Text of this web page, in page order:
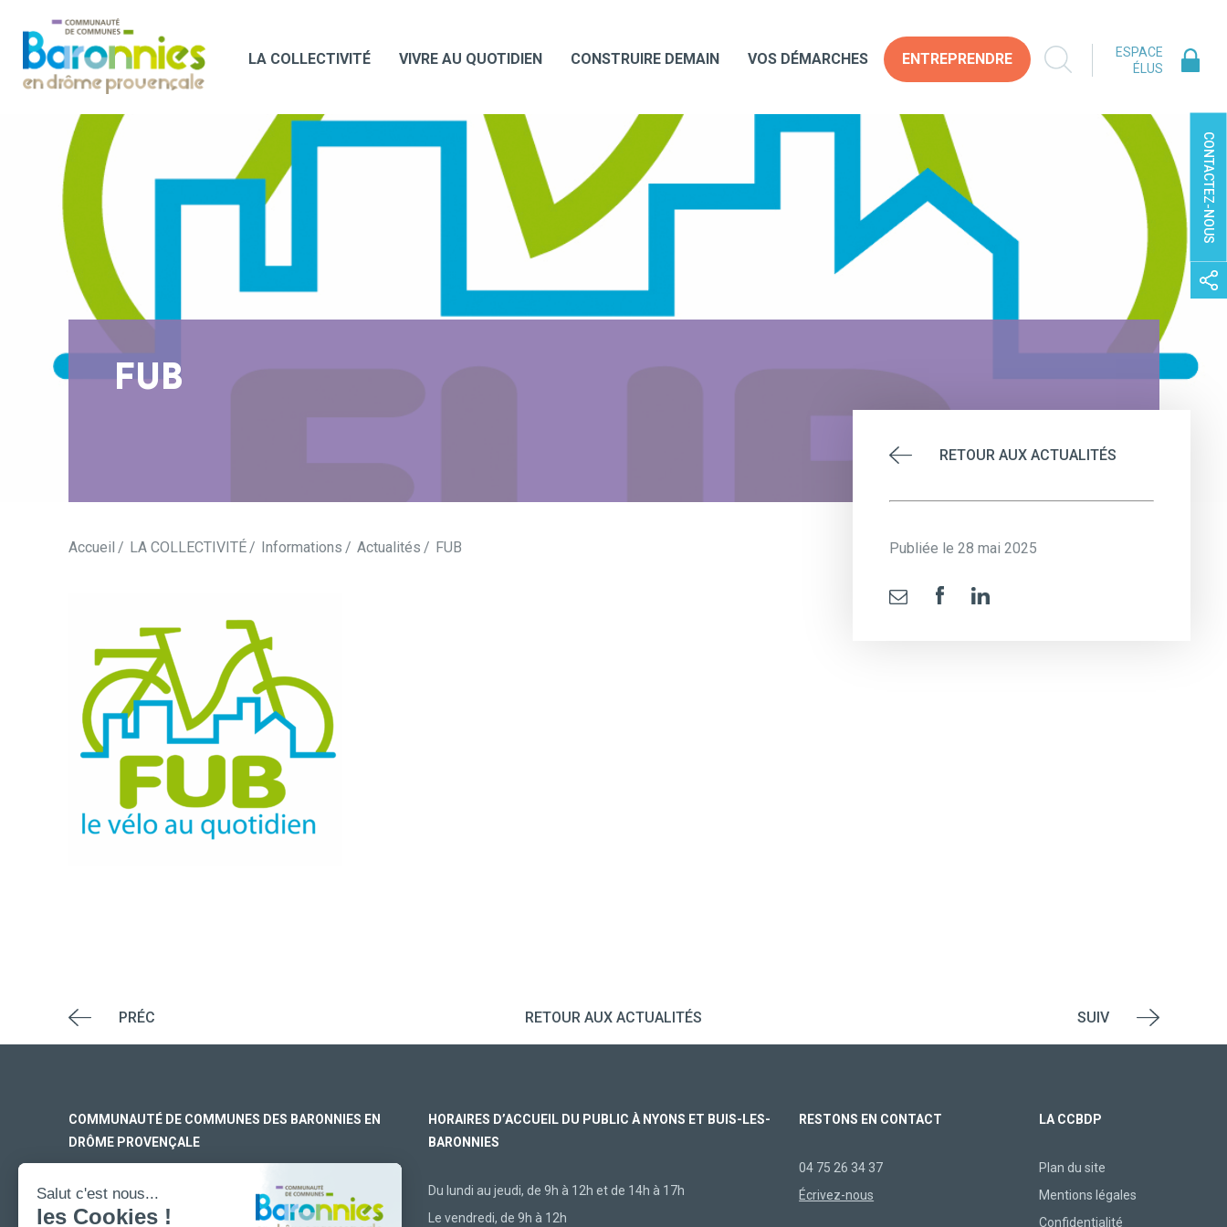
LA COLLECTIVITÉ VIVRE AU QUOTIDIEN CONSTRUIRE DEMAIN VOS DÉMARCHES ENTREPRENDRE
ESPACE
ÉLUS
CONTACTEZ-NOUS
FUB
Accueil LA COLLECTIVITÉ Informations Actualités FUB
RETOUR AUX ACTUALITÉS
Publiée le 28 mai 2025
PRÉC RETOUR AUX ACTUALITÉS SUIV
COMMUNAUTÉ DE COMMUNES DES BARONNIES EN
DRÔME PROVENÇALE
SIÈGE SOCIAL
170 rue Ferdinand Fert
HORAIRES D’ACCUEIL DU PUBLIC À NYONS ET BUIS-LES-
BARONNIES
Du lundi au jeudi, de 9h à 12h et de 14h à 17h
Le vendredi, de 9h à 12h
RESTONS EN CONTACT
04 75 26 34 37
Écrivez-nous
LA CCBDP
Plan du site
Mentions légales
Confidentialité